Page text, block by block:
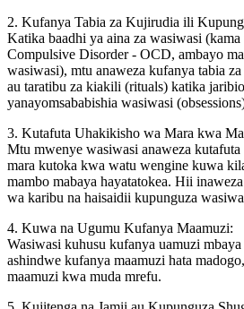
2. Kufanya Tabia za Kujirudia ili
Katika baadhi ya aina za wasiwasi
Compulsive Disorder - OCD, ambayo
wasiwasi), mtu anaweza kufanya tabia
au taratibu za kiakili (rituals) katika
yanayomsababishia wasiwasi
3. Kutafuta Uhakikisho wa Mara kwa
Mtu mwenye wasiwasi anaweza
mara kutoka kwa watu wengine kuwa
mambo mabaya hayatatokea. Hii
wa karibu na haisaidii kupunguza
4. Kuwa na Ugumu Kufanya Maamuzi:
Wasiwasi kuhusu kufanya uamuzi
ashindwe kufanya maamuzi hata
maamuzi kwa muda mrefu.